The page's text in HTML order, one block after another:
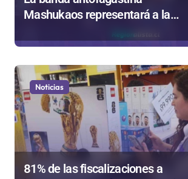
Mashukaos representará a la
de Valparaíso
Noticias
81% de las fiscalizaciones a